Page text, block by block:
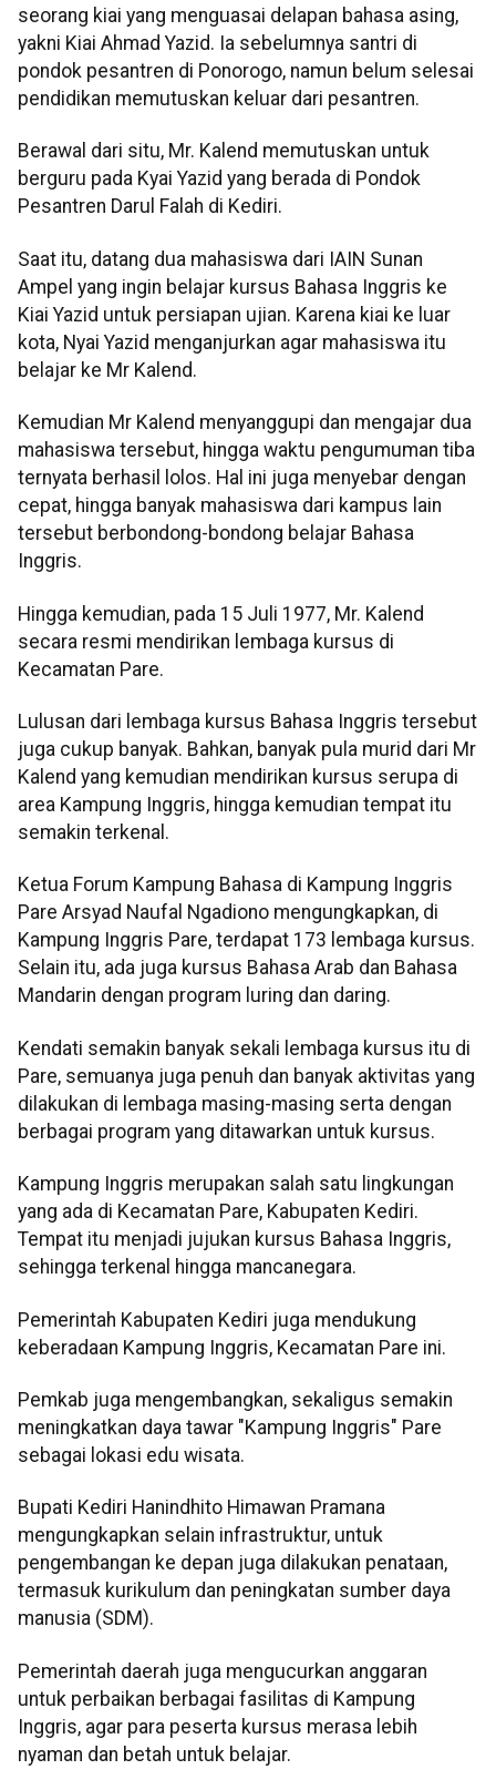
seorang kiai yang menguasai delapan bahasa asing,
yakni Kiai Ahmad Yazid. Ia sebelumnya santri di
pondok pesantren di Ponorogo, namun belum selesai
pendidikan memutuskan keluar dari pesantren.
Berawal dari situ, Mr. Kalend memutuskan untuk
berguru pada Kyai Yazid yang berada di Pondok
Pesantren Darul Falah di Kediri.
Saat itu, datang dua mahasiswa dari IAIN Sunan
Ampel yang ingin belajar kursus Bahasa Inggris ke
Kiai Yazid untuk persiapan ujian. Karena kiai ke luar
kota, Nyai Yazid menganjurkan agar mahasiswa itu
belajar ke Mr Kalend.
Kemudian Mr Kalend menyanggupi dan mengajar dua
mahasiswa tersebut, hingga waktu pengumuman tiba
ternyata berhasil lolos. Hal ini juga menyebar dengan
cepat, hingga banyak mahasiswa dari kampus lain
tersebut berbondong-bondong belajar Bahasa
Inggris.
Hingga kemudian, pada 15 Juli 1977, Mr. Kalend
secara resmi mendirikan lembaga kursus di
Kecamatan Pare.
Lulusan dari lembaga kursus Bahasa Inggris tersebut
juga cukup banyak. Bahkan, banyak pula murid dari Mr
Kalend yang kemudian mendirikan kursus serupa di
area Kampung Inggris, hingga kemudian tempat itu
semakin terkenal.
Ketua Forum Kampung Bahasa di Kampung Inggris
Pare Arsyad Naufal Ngadiono mengungkapkan, di
Kampung Inggris Pare, terdapat 173 lembaga kursus.
Selain itu, ada juga kursus Bahasa Arab dan Bahasa
Mandarin dengan program luring dan daring.
Kendati semakin banyak sekali lembaga kursus itu di
Pare, semuanya juga penuh dan banyak aktivitas yang
dilakukan di lembaga masing-masing serta dengan
berbagai program yang ditawarkan untuk kursus.
Kampung Inggris merupakan salah satu lingkungan
yang ada di Kecamatan Pare, Kabupaten Kediri.
Tempat itu menjadi jujukan kursus Bahasa Inggris,
sehingga terkenal hingga mancanegara.
Pemerintah Kabupaten Kediri juga mendukung
keberadaan Kampung Inggris, Kecamatan Pare ini.
Pemkab juga mengembangkan, sekaligus semakin
meningkatkan daya tawar "Kampung Inggris" Pare
sebagai lokasi edu wisata.
Bupati Kediri Hanindhito Himawan Pramana
mengungkapkan selain infrastruktur, untuk
pengembangan ke depan juga dilakukan penataan,
termasuk kurikulum dan peningkatan sumber daya
manusia (SDM).
Pemerintah daerah juga mengucurkan anggaran
untuk perbaikan berbagai fasilitas di Kampung
Inggris, agar para peserta kursus merasa lebih
nyaman dan betah untuk belajar.